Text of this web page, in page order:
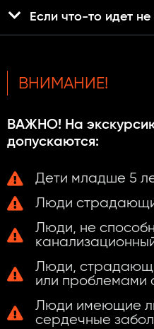
Если что-то идет
ВНИМАНИЕ!
ВАЖНО! На
допускаются:
Дети младше 5
Люди
Люди, не
Люди,
или проблемами
Люди имеющие
сердечные